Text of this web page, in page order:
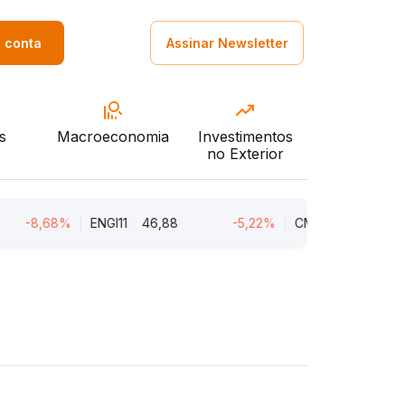
conta Assinar Newsletter
Macroeconomia
Investimentos
no Exterior
-8,68% ENGI11 46,88 -5,22% CMIN3